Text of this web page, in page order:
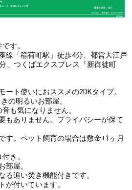
す。
線「稲荷町駅」徒歩4分、都営大江戸
、つくばエクスプレス「新御徒町
ート使いにおススメの2DKタイプ。
の明るいお部屋。
も気になりません。
もありません。プライバシーが保て
す。ペット飼育の場合は敷金+1ヶ月
き。
部屋。
る追い焚き機能付きです。
が付いています。